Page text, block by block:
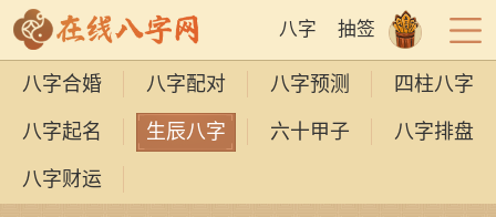
八字 抽签
八字合婚 八字配对 八字预测 四柱八字
八字起名 生辰八字 六十甲子 八字排盘
八字财运